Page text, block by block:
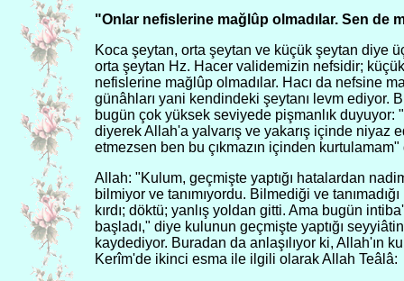
"Onlar nefislerine mağlûp olmadılar. Sen de
Koca şeytan, orta şeytan ve küçük şeytan diye
orta şeytan Hz. Hacer validemizin nefsidir;
nefislerine mağlûp olmadılar. Hacı da nefsine
günâhları yani kendindeki şeytanı levm ediyor.
bugün çok yüksek seviyede pişmanlık duyuyor:
diyerek Allah'a yalvarış ve yakarış içinde niyaz
etmezsen ben bu çıkmazın içinden
Allah: "Kulum, geçmişte yaptığı hatalardan
bilmiyor ve tanımıyordu. Bilmediği ve
kırdı; döktü; yanlış yoldan gitti. Ama bugün
başladı," diye kulunun geçmişte yaptığı
kaydediyor. Buradan da anlaşılıyor ki, Allah'ın
Kerîm'de ikinci esma ile ilgili olarak Allah Teâlâ: